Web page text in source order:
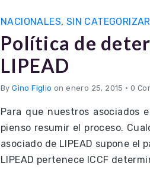
NACIONALES, SIN CATEGORIZAR
Política de
LIPEAD
ByGino Figlio on enero 25, 2015 • 0
Para que nuestros asociados
pienso resumir el proceso.
asociado de LIPEAD supone el
LIPEAD pertenece ICCF